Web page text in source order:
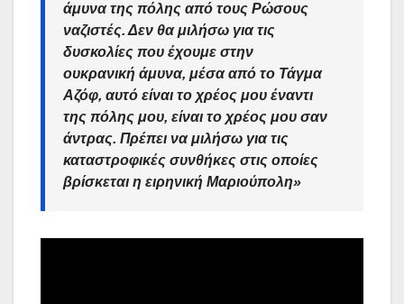
άμυνα της πόλης από τους Ρώσους
ναζιστές. Δεν θα μιλήσω για τις
δυσκολίες που έχουμε στην
ουκρανική άμυνα, μέσα από το Τάγμα
Αζόφ, αυτό είναι το χρέος μου έναντι
της πόλης μου, είναι το χρέος μου σαν
άντρας. Πρέπει να μιλήσω για τις
καταστροφικές συνθήκες στις οποίες
βρίσκεται η ειρηνική Μαριούπολη»